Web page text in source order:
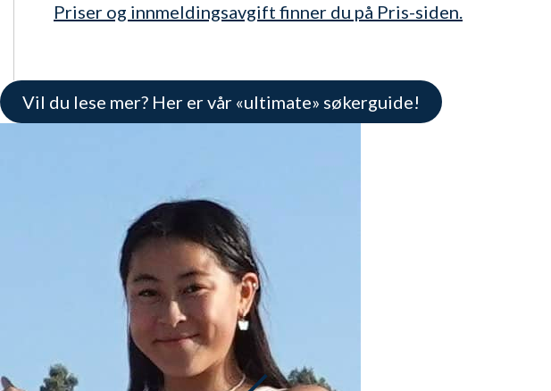
Priser og innmeldingsavgift finner du på Pris-siden.
Vil du lese mer? Her er vår «ultimate» søkerguide!